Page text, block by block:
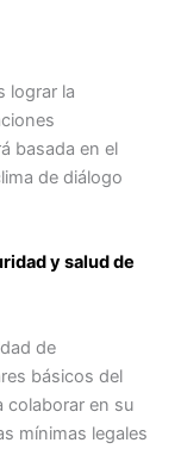
lograr la
basada en el
de diálogo
y salud de
de
básicos del
colaborar en su
mínimas legales